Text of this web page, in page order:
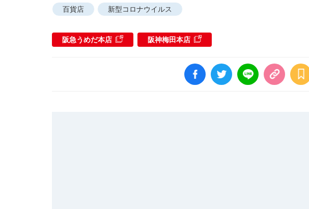
百貨店 新型コロナウイルス
阪急うめだ本店 阪神梅田本店